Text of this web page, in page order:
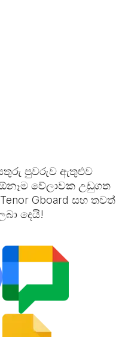
පුවරුව ඇතුළුව
වේලාවක උඩුගත
Gboard සහ තවත්
දෙයි!